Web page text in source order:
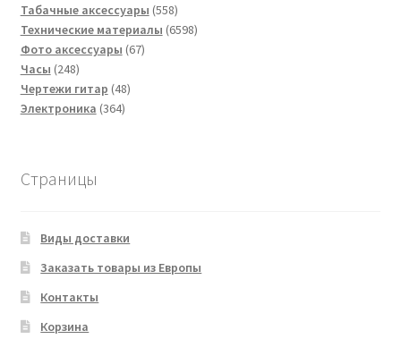
товара
Табачные аксессуары 558558
товаров
Технические материалы 65986598
Фото аксессуары 6767
Часы 248248
товаров
Чертежи гитар 4848
Электроника 364364
Страницы
Виды доставки
Заказать товары из Европы
Контакты
Корзина